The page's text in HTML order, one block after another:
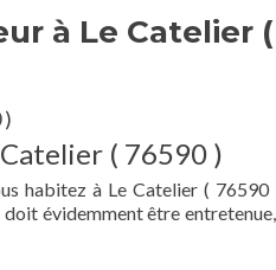
à Le Catelier
( 76590 )
habitez à Le Catelier ( 76590
évidemment être